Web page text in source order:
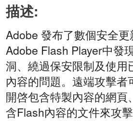
描述:
Adobe 發布了數個安全
Adobe Flash Player中發
洞、繞過保安限制及使用
內容的問題。遠端攻擊者
開啓包含特製內容的網頁
含Flash內容的文件來攻擊